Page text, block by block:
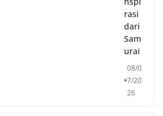
rasi
dari
Sam
urai
08/0
7/20
26